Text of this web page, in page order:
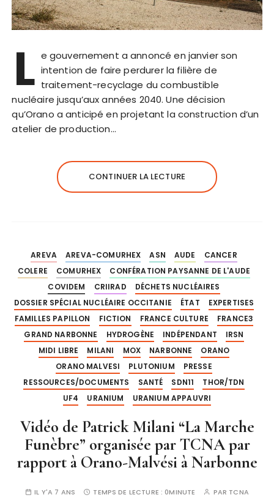
L e gouvernement a annoncé en janvier son
intention de faire perdurer la filière de
traitement-recyclage du combustible
nucléaire jusqu’aux années 2040. Une décision
qu’Orano a anticipé en projetant la construction d’un
atelier de production…
CONTINUER LA LECTURE
AREVA AREVA-COMURHEX ASN AUDE
CANCER
COLERE
COMURHEX
CONFÉRATION PAYSANNE DE L'AUDE
COVIDEM
CRIIRAD
DÉCHETS NUCLÉAIRES
DOSSIER SPÉCIAL NUCLÉAIRE OCCITANIE
ÉTAT
EXPERTISES
FAMILLES PAPILLON
FICTION FRANCE CULTURE
FRANCE3
GRAND NARBONNE
HYDROGÈNE INDÉPENDANT
IRSN
MIDI LIBRE
MILANI MOX NARBONNE
ORANO
ORANO MALVESI
PLUTONIUM
PRESSE
RESSOURCES/DOCUMENTS
SANTÉ SDN11
THOR/TDN
UF4
URANIUM URANIUM APPAUVRI
Vidéo de Patrick Milani “La Marche
Funèbre” organisée par TCNA par
rapport à Orano-Malvési à Narbonne
IL Y'A 7 ANS TEMPS DE LECTURE : 0MINUTE PAR TCNA